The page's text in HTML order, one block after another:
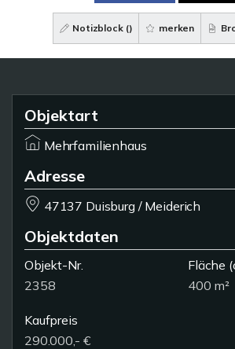
Notizblock () merken
Objektart
Mehrfamilienhaus
Adresse
47137 Duisburg / Meiderich
Objektdaten
Objekt-Nr.
2358
Fläche
400 m²
Kaufpreis
290.000,- €